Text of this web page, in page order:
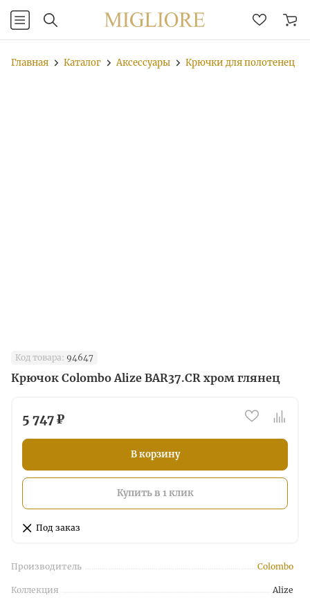
Главная Каталог Аксессуары Крючки для полотенец
Код товара: 94647
Крючок Colombo Alize BAR37.CR хром глянец
5 747 ₽
В корзину
Купить в 1 клик
Под заказ
Производитель Colombo
Коллекция Alize